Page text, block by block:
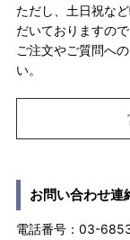
ただし、土日祝な
だいておりますので
ご注文やご質問へ
い。
お問い合わせ連
電話番号：03-